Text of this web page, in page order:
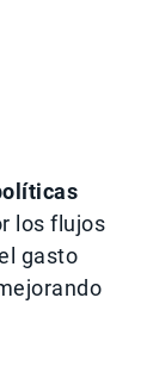
los flujos
gasto